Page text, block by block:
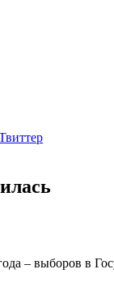
– выборов в